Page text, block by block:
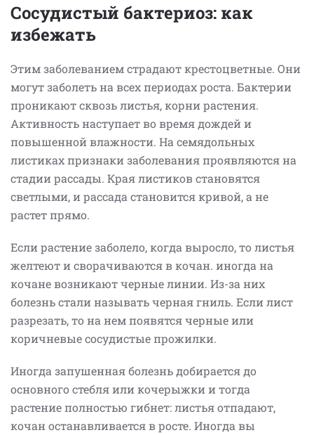
Сосудистый бактериоз: как
избежать
Этим заболеванием страдают крестоцветные. Они
могут заболеть на всех периодах роста. Бактерии
проникают сквозь листья, корни растения.
Активность наступает во время дождей и
повышенной влажности. На семядольных
листиках признаки заболевания проявляются на
стадии рассады. Края листиков становятся
светлыми, и рассада становится кривой, а не
растет прямо.
Если растение заболело, когда выросло, то листья
желтеют и сворачиваются в кочан. иногда на
кочане возникают черные линии. Из-за них
болезнь стали называть черная гниль. Если лист
разрезать, то на нем появятся черные или
коричневые сосудистые прожилки.
Иногда запушенная болезнь добирается до
основного стебля или кочерыжки и тогда
растение полностью гибнет: листья отпадают,
кочан останавливается в росте. Иногда вы